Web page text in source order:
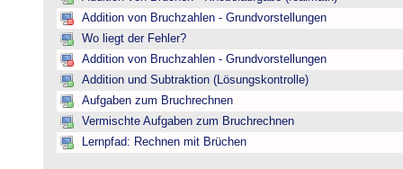
Addition von Bruchzahlen - Grundvorstellungen
Wo liegt der Fehler?
Addition von Bruchzahlen - Grundvorstellungen
Addition und Subtraktion (Lösungskontrolle)
Aufgaben zum Bruchrechnen
Vermischte Aufgaben zum Bruchrechnen
Lernpfad: Rechnen mit Brüchen